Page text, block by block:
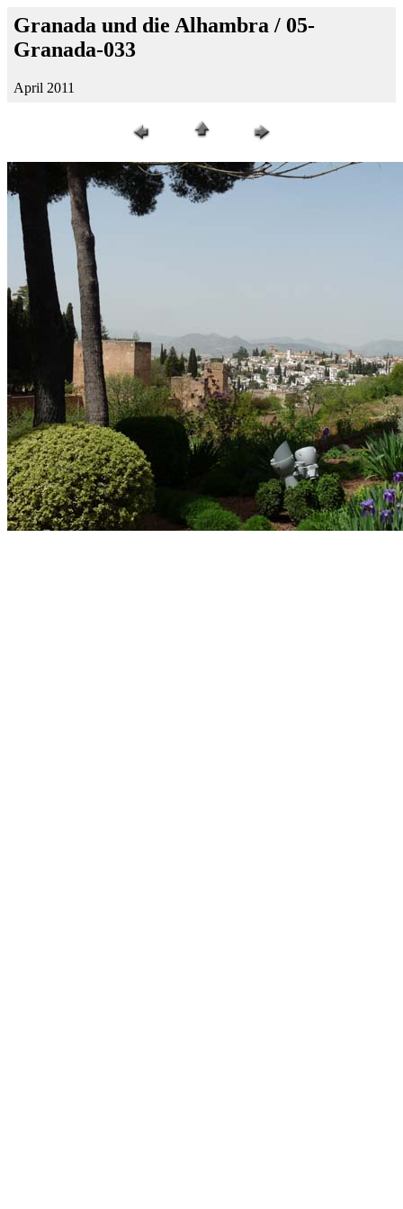
Granada und die Alhambra / 05-
Granada-033
April 2011